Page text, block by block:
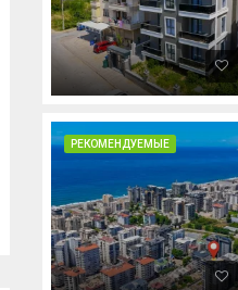
РЕКОМЕНДУЕМЫЕ